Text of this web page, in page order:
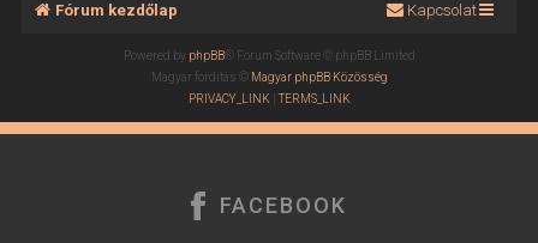
Fórum kezdőlap Kapcsolat
Powered by phpBB® Forum Software © phpBB Limited
Magyar fordítás ©
Magyar phpBB Közösség
PRIVACY_LINK| TERMS_LINK
FACEBOOK